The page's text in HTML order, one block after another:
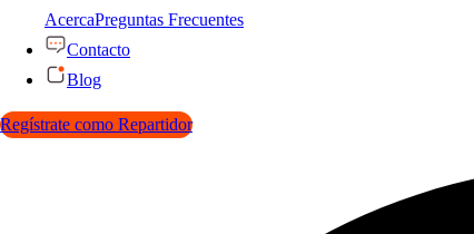
AcercaPreguntas Frecuentes
Contacto
Blog
Regístrate como Repartidor